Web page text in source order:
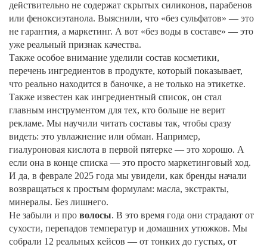
действительно не содержат скрытых силиконов, парабенов
или феноксиэтанола. Выяснили, что «без сульфатов» — это
не гарантия, а маркетинг. А вот «без воды в составе» — это
уже реальный признак качества.
Также особое внимание уделили состав косметики,
перечень ингредиентов в продукте, который показывает,
что реально находится в баночке, а не только на этикетке.
Также известен как ингредиентный список, он стал
главным инструментом для тех, кто больше не верит
рекламе. Мы научили читать составы так, чтобы сразу
видеть: это увлажнение или обман. Например,
гиалуроновая кислота в первой пятерке — это хорошо. А
если она в конце списка — это просто маркетинговый ход.
И да, в феврале 2025 года мы увидели, как бренды начали
возвращаться к простым формулам: масла, экстракты,
минералы. Без лишнего.
Не забыли и про волосы. В это время года они страдают от
сухости, перепадов температур и домашних утюжков. Мы
собрали 12 реальных кейсов — от тонких до густых, от